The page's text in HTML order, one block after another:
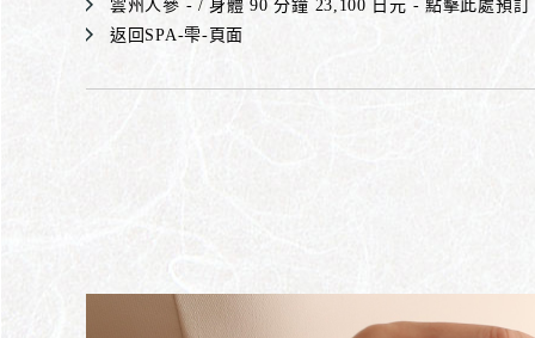
雲州人參 - / 身體 90 分鐘 23,100 日元 - 點擊此處預訂
返回SPA-雫-頁面